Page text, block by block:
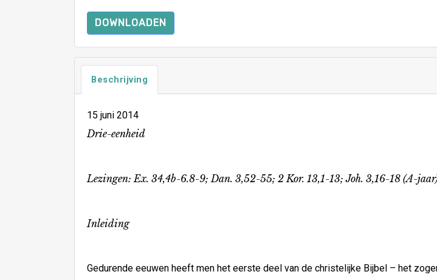
DOWNLOADEN
Beschrijving
15 juni 2014
Drie-eenheid
Lezingen:Ex. 34,4b-6.8-9; Dan. 3,52-55; 2 Kor. 13,1-13; Joh. 3,16-18 (A-
Inleiding
Gedurende eeuwen heeft men het eerste deel van de christelijke Bijbel – het